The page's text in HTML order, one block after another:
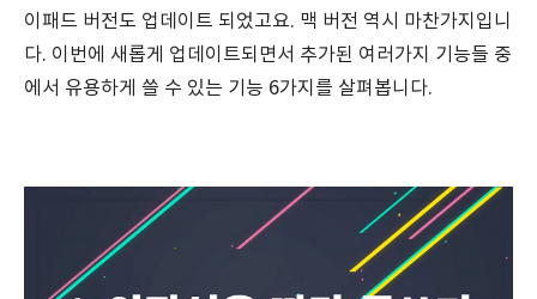
이패드 버전도 업데이트 되었고요. 맥 버전 역시 마찬가지입니
다. 이번에 새롭게 업데이트되면서 추가된 여러가지 기능들 중
에서 유용하게 쓸 수 있는 기능 6가지를 살펴봅니다.